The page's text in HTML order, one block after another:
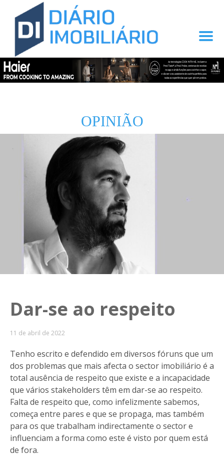
OPINIÃO
Dar-se ao respeito
11 de abril de 2022
Tenho escrito e defendido em diversos fóruns que um
dos problemas que mais afecta o sector imobiliário é a
total ausência de respeito que existe e a incapacidade
que vários stakeholders têm em dar-se ao respeito.
Falta de respeito que, como infelizmente sabemos,
começa entre pares e que se propaga, mas também
para os que trabalham indirectamente o sector e
influenciam a forma como este é visto por quem está
de fora.